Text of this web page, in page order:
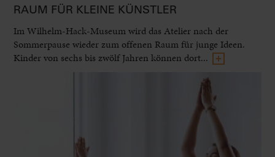
RAUM FÜR KLEINE KÜNSTLER
Im Wilhelm-Hack-Museum wird das Atelier nach der
Sommerpause wieder zum offenen Raum für junge Ideen.
Kinder von sechs bis zwölf Jahren können dort...